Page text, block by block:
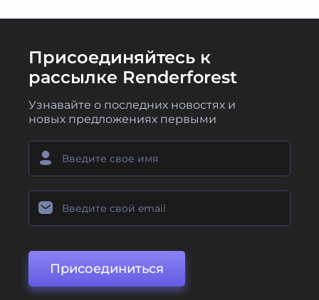
Присоединяйтесь к
рассылке Renderforest
Узнавайте о последних новостях и
новых предложениях первыми
Присоединиться